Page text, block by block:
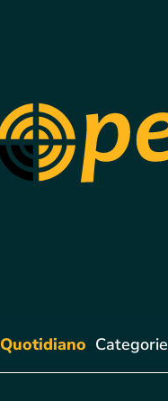
Quotidiano Categorie